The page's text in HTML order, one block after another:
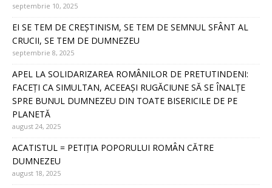
septembrie 10, 2025
EI SE TEM DE CREȘTINISM, SE TEM DE SEMNUL SFÂNT AL
CRUCII, SE TEM DE DUMNEZEU
septembrie 8, 2025
APEL LA SOLIDARIZAREA ROMÂNILOR DE PRETUTINDENI:
FACEȚI CA SIMULTAN, ACEEAȘI RUGĂCIUNE SĂ SE ÎNALȚE
SPRE BUNUL DUMNEZEU DIN TOATE BISERICILE DE PE
PLANETĂ
august 24, 2025
ACATISTUL = PETIȚIA POPORULUI ROMÂN CĂTRE
DUMNEZEU
august 18, 2025